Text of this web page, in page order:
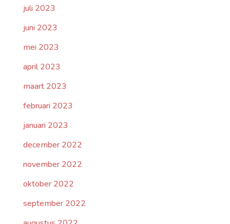
juli 2023
juni 2023
mei 2023
april 2023
maart 2023
februari 2023
januari 2023
december 2022
november 2022
oktober 2022
september 2022